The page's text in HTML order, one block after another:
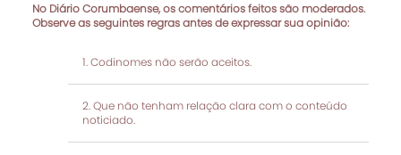
No Diário Corumbaense, os comentários feitos são moderados.
Observe as seguintes regras antes de expressar sua opinião:
Codinomes não serão aceitos.
Que não tenham relação clara com o conteúdo
noticiado.